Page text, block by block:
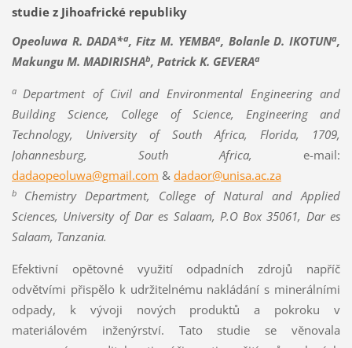
studie z Jihoafrické republiky
Opeoluwa R. DADA*a, Fitz M. YEMBAa, Bolanle D. IKOTUNa,
Makungu M. MADIRISHAb, Patrick K. GEVERAa
a Department of Civil and Environmental Engineering and
Building Science, College of Science, Engineering and
Technology, University of South Africa, Florida, 1709,
Johannesburg, South Africa, e-mail:
dadaopeoluwa@gmail.com & dadaor@unisa.ac.za
b Chemistry Department, College of Natural and Applied
Sciences, University of Dar es Salaam, P.O Box 35061, Dar es
Salaam, Tanzania.
Efektivní opětovné využití odpadních zdrojů napříč
odvětvími přispělo k udržitelnému nakládání s minerálními
odpady, k vývoji nových produktů a pokroku v
materiálovém inženýrství. Tato studie se věnovala